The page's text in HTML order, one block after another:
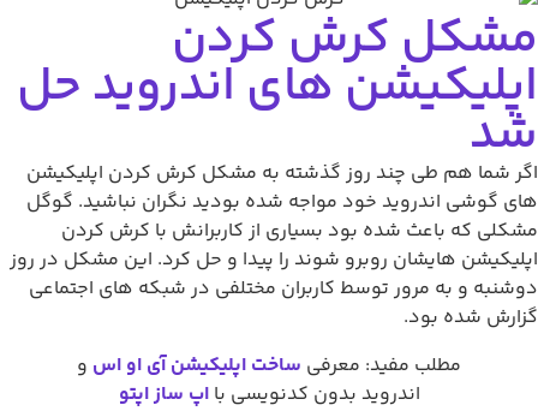
کرش کردن
های اندروید حل
هم طی چند روز گذشته به مشکل کرش کردن اپلیکیشن
اندروید خود مواجه شده بودید نگران نباشید. گوگل
باعث شده بود بسیاری از کاربرانش با کرش کردن
هایشان روبرو شوند را پیدا و حل کرد. این مشکل در روز
و به مرور توسط کاربران مختلفی در شبکه های اجتماعی
شده بود.
مطلب مفید:‌ معرفیساخت اپلیکیشن آی او اس و
اندروید بدون کدنویسی بااپ سازاپتو